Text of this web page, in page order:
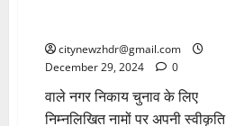
citynewzhdr@gmail.com
December 29, 2024
0
वाले नगर निकाय चुनाव के लिए
निम्नलिखित नामों पर अपनी स्वीकृति